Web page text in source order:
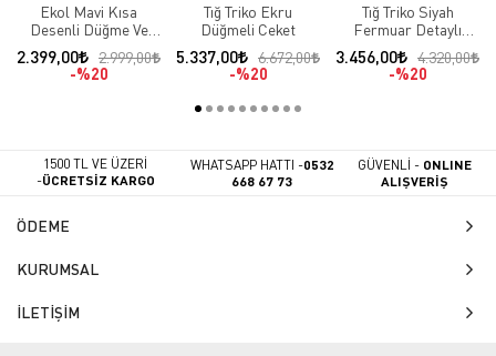
Ekol Mavi Kısa
Desenli Düğme Ve
Cep Detaylı Blazer
Ceket
2.399,00
2.999,00
%20
Tığ Triko Ekru
Düğmeli Ceket
5.337,00
6.672,00
%20
Tığ Triko Siyah
Fermuar Detaylı
Çıtçıtlı Ceket
3.456,00
4.320,00
%20
1500 TL VE ÜZERİ
-ÜCRETSİZ KARGO
WHATSAPP HATTI -0532
668 67 73
GÜVENLİ - ONLINE
ALIŞVERİŞ
ÖDEME
KURUMSAL
İLETİŞİM